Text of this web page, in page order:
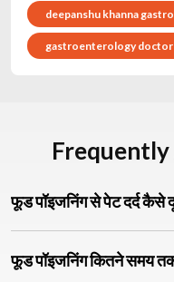
deepanshu khanna
gastroenterology doctor
फूड पॉइजनिंग से पेट दर्द कैसे
फूड पॉइजनिंग कितने समय